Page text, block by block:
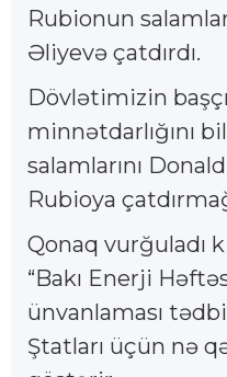
Rubionun
Əliyevə çatdırdı.
Dövlətimizin
minnətdarlığını
salamlarını
Rubioya
Qonaq vurğuladı
“Bakı Enerji
ünvanlaması
Ştatları üçün nə